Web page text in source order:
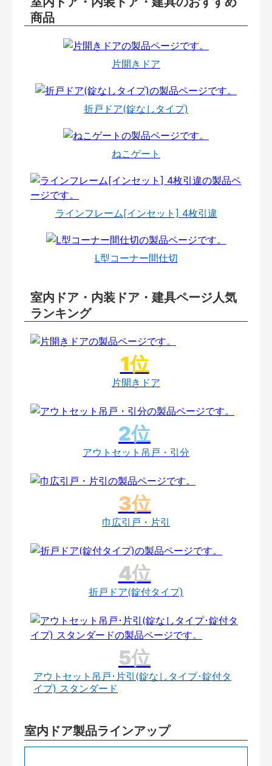
商品
片開きドア
折戸ドア(錠なしタイプ)
ねこゲート
ラインフレーム[インセット] 4枚引違
L型コーナー間仕切
室内ドア・内装ドア・建具ページ人気
ランキング
片開きドア
アウトセット吊戸・引分
巾広引戸・片引
折戸ドア(錠付タイプ)
アウトセット吊戸･片引(錠なしタイプ･錠付タ
イプ) スタンダード
室内ドア製品ラインアップ